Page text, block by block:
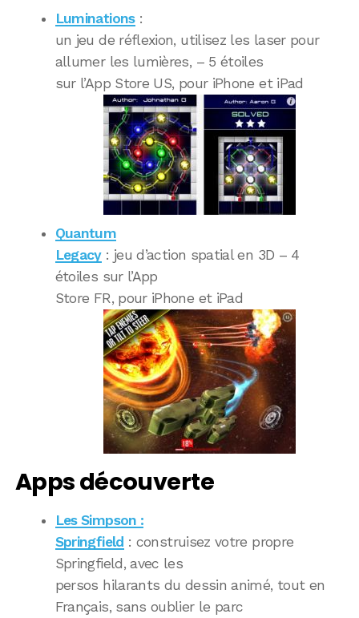
Luminations:
un jeu de réflexion, utilisez les laser pour
allumer les lumières, – 5 étoiles
sur l’App Store US, pour iPhone et iPad
Quantum
Legacy: jeu d’action spatial en 3D – 4
étoiles sur l’App
Store FR, pour iPhone et iPad
Apps découverte
Les Simpson :
Springfield : construisez votre propre
Springfield, avec les
persos hilarants du dessin animé, tout en
Français, sans oublier le parc